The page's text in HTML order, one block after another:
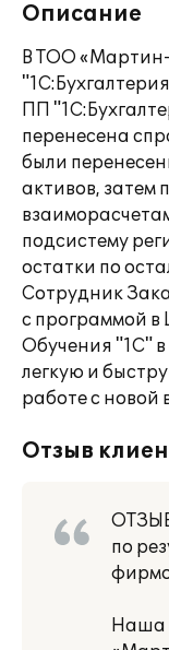
Описание
В ТОО «Мартин-
ПП
перенесена
были
активов, затем
подсистему
остатки по
Сотрудник
с программой
Обучения "1С"
легкую и
работе с новой
Отзыв
по
Наша